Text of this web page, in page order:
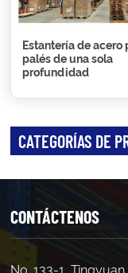
Estantería de acero
palés de una sola
profundidad
CATEGORÍAS DE
CONTÁCTENOS